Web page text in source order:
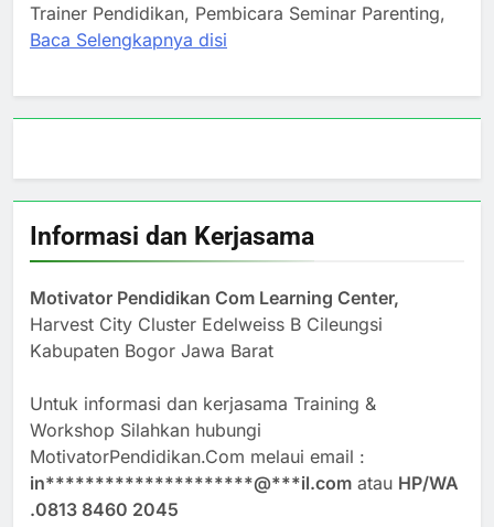
Trainer Pendidikan, Pembicara Seminar Parenting,
Baca Selengkapnya disi
Informasi dan Kerjasama
Motivator Pendidikan Com Learning Center,
Harvest City Cluster Edelweiss B Cileungsi
Kabupaten Bogor Jawa Barat
Untuk informasi dan kerjasama Training &
Workshop Silahkan hubungi
MotivatorPendidikan.Com melaui email :
in*********************@***il.com atau HP/WA
.0813 8460 2045